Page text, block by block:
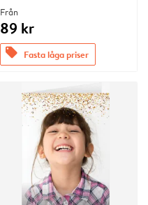
Från
89 kr
offers Fasta låga priser